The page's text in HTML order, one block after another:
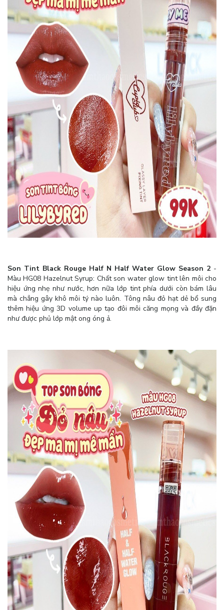
Son Tint Black Rouge Half N Half Water Glow Season 2 -
Màu HG08 Hazelnut Syrup: Chất son water glow tint lên môi cho
hiệu ứng nhẹ như nước, hơn nữa lớp tint phía dưới còn bám lâu
mà chẳng gây khô môi tý nào luôn. Tông nâu đỏ hạt dẻ bổ sung
thêm hiệu ứng 3D volume up tạo đôi môi căng mọng và đầy đặn
như được phủ lớp mật ong óng ả.